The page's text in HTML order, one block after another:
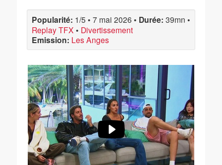
Popularité: 1/5 • 7 mai 2026 • Durée: 39mn •
Replay TFX • Divertissement
Emission: Les Anges